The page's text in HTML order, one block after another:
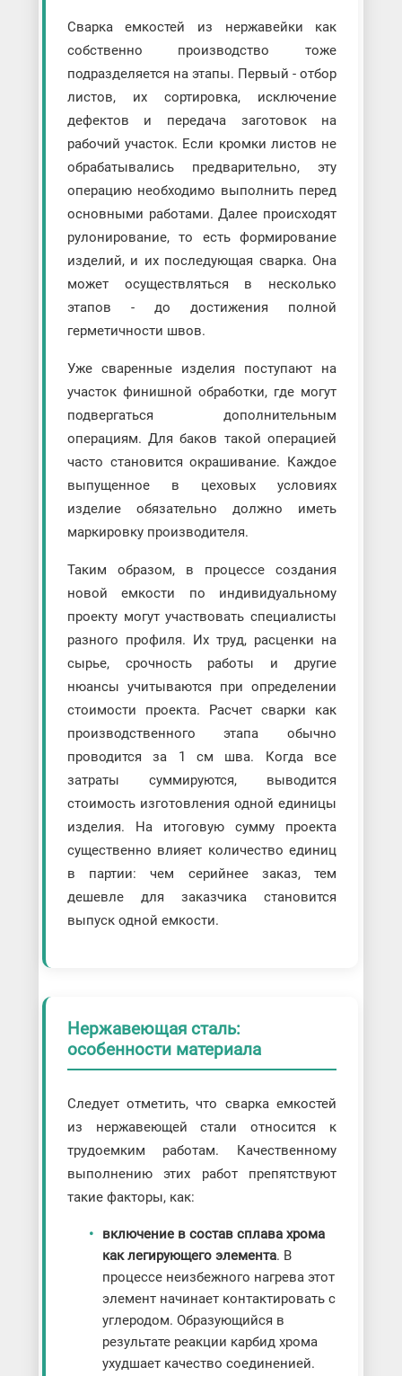
Сварка емкостей из нержавейки как
собственно производство тоже
подразделяется на этапы. Первый - отбор
листов, их сортировка, исключение
дефектов и передача заготовок на
рабочий участок. Если кромки листов не
обрабатывались предварительно, эту
операцию необходимо выполнить перед
основными работами. Далее происходят
рулонирование, то есть формирование
изделий, и их последующая сварка. Она
может осуществляться в несколько
этапов - до достижения полной
герметичности швов.
Уже сваренные изделия поступают на
участок финишной обработки, где могут
подвергаться дополнительным
операциям. Для баков такой операцией
часто становится окрашивание. Каждое
выпущенное в цеховых условиях
изделие обязательно должно иметь
маркировку производителя.
Таким образом, в процессе создания
новой емкости по индивидуальному
проекту могут участвовать специалисты
разного профиля. Их труд, расценки на
сырье, срочность работы и другие
нюансы учитываются при определении
стоимости проекта. Расчет сварки как
производственного этапа обычно
проводится за 1 см шва. Когда все
затраты суммируются, выводится
стоимость изготовления одной единицы
изделия. На итоговую сумму проекта
существенно влияет количество единиц
в партии: чем серийнее заказ, тем
дешевле для заказчика становится
выпуск одной емкости.
Нержавеющая сталь:
особенности материала
Следует отметить, что сварка емкостей
из нержавеющей стали относится к
трудоемким работам. Качественному
выполнению этих работ препятствуют
такие факторы, как:
включение в состав сплава хрома
как легирующего элемента. В
процессе неизбежного нагрева этот
элемент начинает контактировать с
углеродом. Образующийся в
результате реакции карбид хрома
ухудшает качество соединенией.